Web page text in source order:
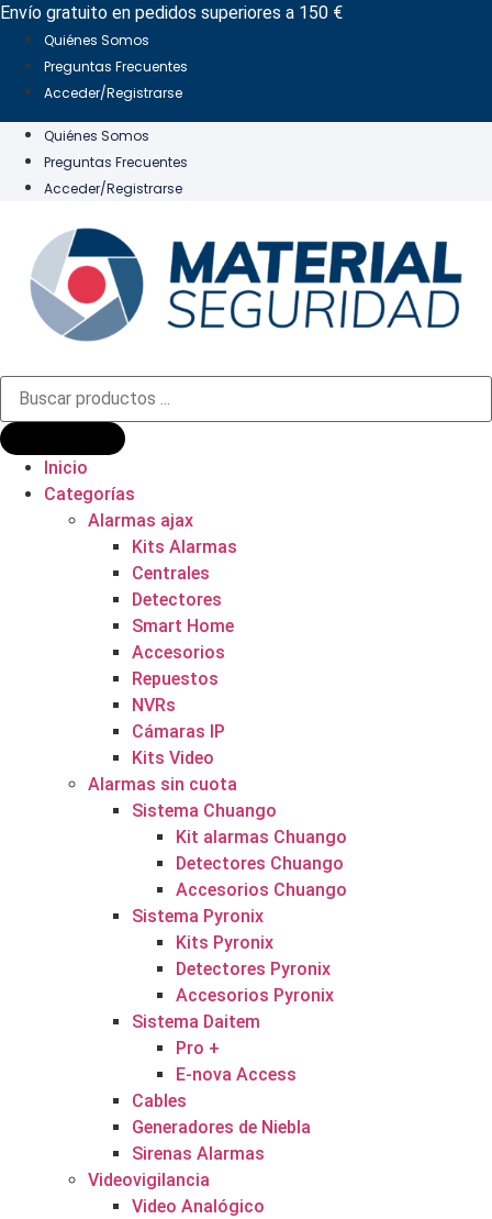
Ir
contenido
Envío gratuito en pedidos superiores a 150 €
Quiénes Somos
Preguntas Frecuentes
Acceder/Registrarse
Quiénes Somos
Preguntas Frecuentes
Acceder/Registrarse
Búsqueda
productos
Inicio
Categorías
Alarmas ajax
Kits Alarmas
Centrales
Detectores
Smart Home
Accesorios
Repuestos
NVRs
Cámaras IP
Kits Video
Alarmas sin cuota
Sistema Chuango
Kit alarmas Chuango
Detectores Chuango
Accesorios Chuango
Sistema Pyronix
Kits Pyronix
Detectores Pyronix
Accesorios Pyronix
Sistema Daitem
Pro +
E-nova Access
Cables
Generadores de Niebla
Sirenas Alarmas
Videovigilancia
Video Analógico